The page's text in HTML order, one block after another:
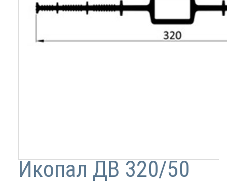
Икопал ДВ 320/50